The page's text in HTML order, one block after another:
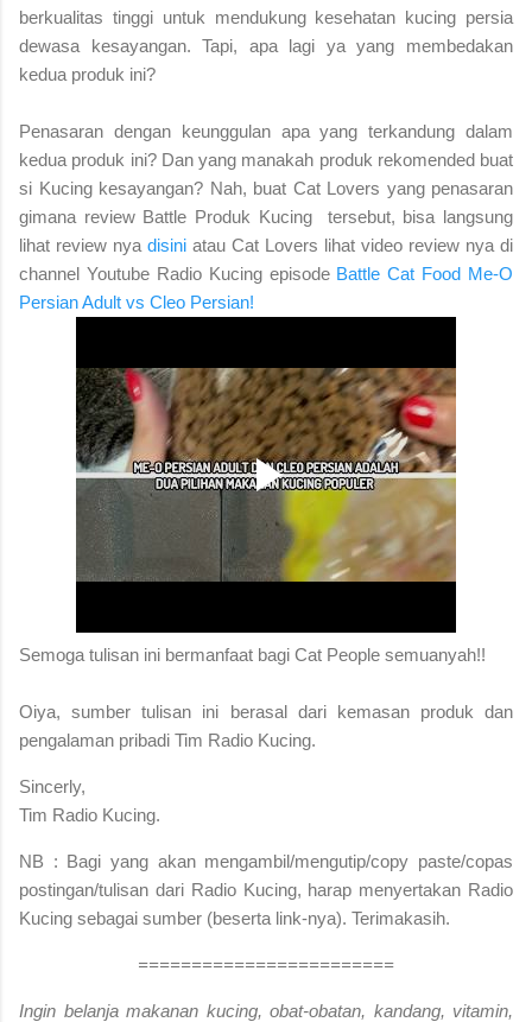
berkualitas tinggi untuk mendukung kesehatan kucing persia
dewasa kesayangan. Tapi, apa lagi ya yang membedakan
kedua produk ini?
Penasaran dengan keunggulan apa yang terkandung dalam
kedua produk ini? Dan yang manakah produk rekomended buat
si Kucing kesayangan? Nah, buat Cat Lovers yang penasaran
gimana review Battle Produk Kucing tersebut, bisa langsung
lihat review nya disini atau Cat Lovers lihat video review nya di
channel Youtube Radio Kucing episode Battle Cat Food Me-O
Persian Adult vs Cleo Persian!
Semoga tulisan ini bermanfaat bagi Cat People semuanyah!!
Oiya, sumber tulisan ini berasal dari kemasan produk dan
pengalaman pribadi Tim Radio Kucing.
Sincerly,
Tim Radio Kucing.
NB : Bagi yang akan mengambil/mengutip/copy paste/copas
postingan/tulisan dari Radio Kucing, harap menyertakan Radio
Kucing sebagai sumber (beserta link-nya). Terimakasih.
========================
Ingin belanja makanan kucing, obat-obatan, kandang, vitamin,